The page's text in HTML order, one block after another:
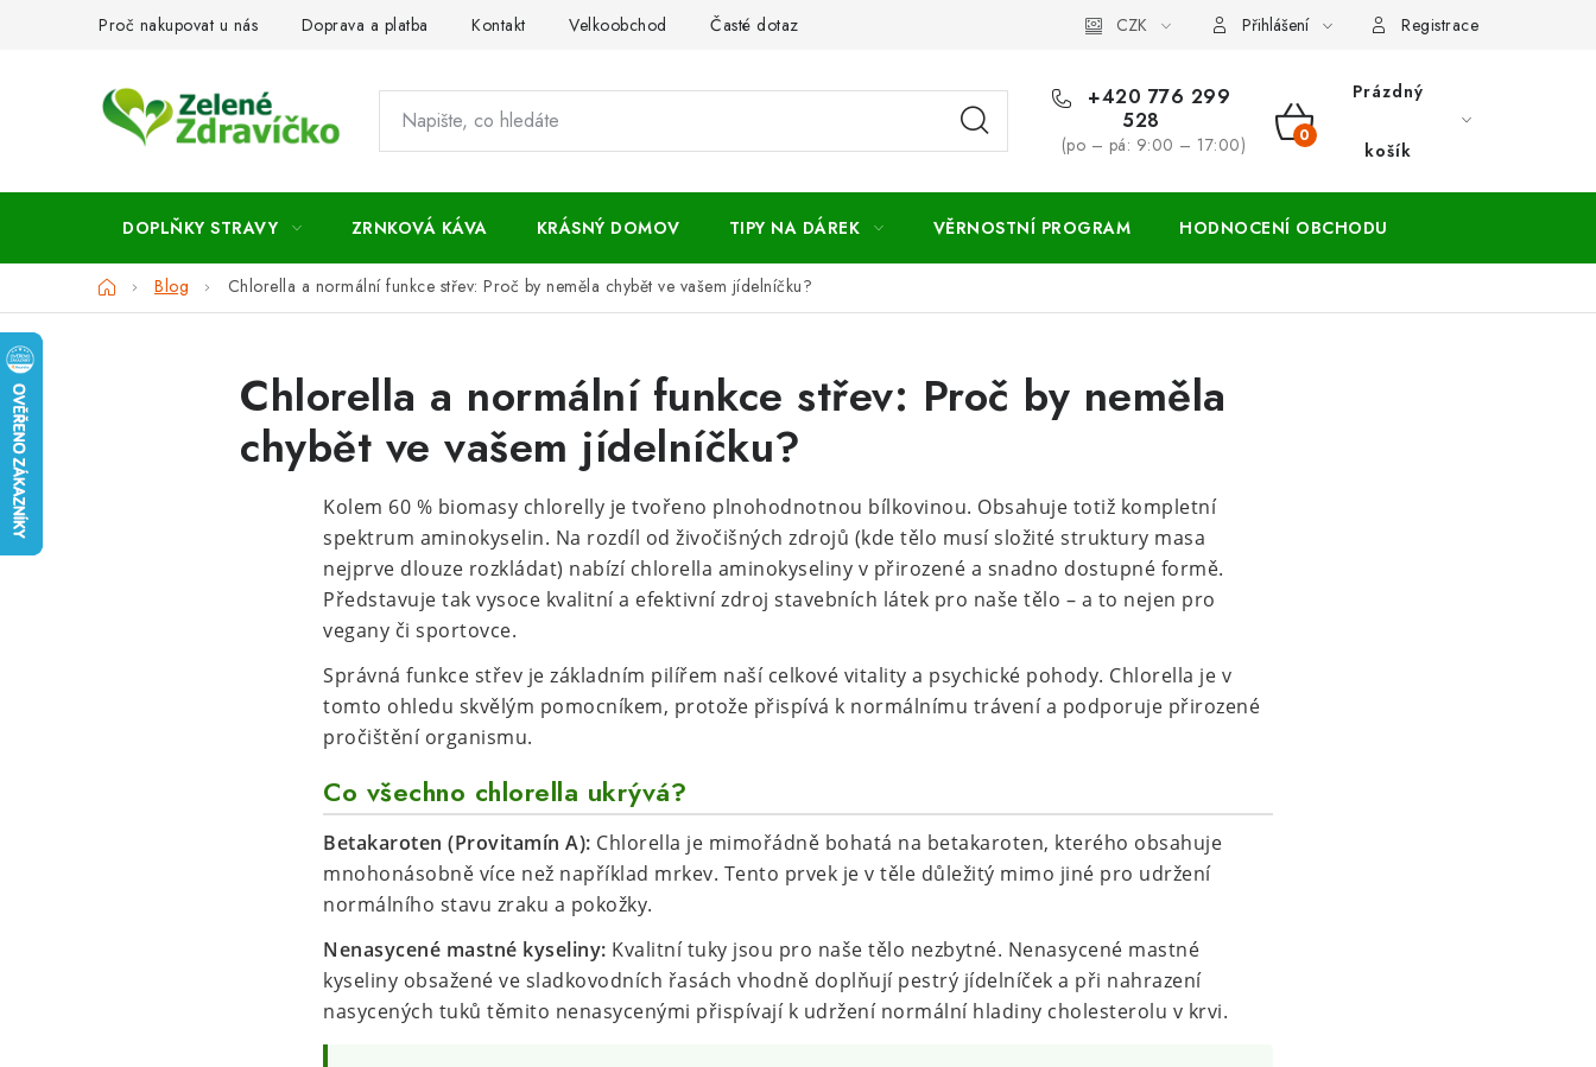
Proč nakupovat u nás Doprava a platba Kontakt Velkoobchod Časté dotazy Vrácení zboží a reklamace
CZK Přihlášení Registrace
+420 776 299
528
(po – pá: 9:00 – 17:00)
NÁKUPNÍ
Prázdný
košík
DOPLŇKY STRAVY ZRNKOVÁ KÁVA KRÁSNÝ DOMOV TIPY NA DÁREK VĚRNOSTNÍ PROGRAM HODNOCENÍ OBCHODU
DomůBlog Chlorella a normální funkce střev: Proč by neměla chybět ve vašem jídelníčku?
Chlorella a normální funkce střev: Proč by neměla
chybět ve vašem jídelníčku?
Kolem 60 % biomasy chlorelly je tvořeno plnohodnotnou bílkovinou. Obsahuje totiž kompletní
spektrum aminokyselin. Na rozdíl od živočišných zdrojů (kde tělo musí složité struktury masa
nejprve dlouze rozkládat) nabízí chlorella aminokyseliny v přirozené a snadno dostupné formě.
Představuje tak vysoce kvalitní a efektivní zdroj stavebních látek pro naše tělo – a to nejen pro
vegany či sportovce.
Správná funkce střev je základním pilířem naší celkové vitality a psychické pohody. Chlorella je v
tomto ohledu skvělým pomocníkem, protože přispívá k normálnímu trávení a podporuje přirozené
pročištění organismu.
Co všechno chlorella ukrývá?
Betakaroten (Provitamín A): Chlorella je mimořádně bohatá na betakaroten, kterého obsahuje
mnohonásobně více než například mrkev. Tento prvek je v těle důležitý mimo jiné pro udržení
normálního stavu zraku a pokožky.
Nenasycené mastné kyseliny: Kvalitní tuky jsou pro naše tělo nezbytné. Nenasycené mastné
kyseliny obsažené ve sladkovodních řasách vhodně doplňují pestrý jídelníček a při nahrazení
nasycených tuků těmito nenasycenými přispívají k udržení normální hladiny cholesterolu v krvi.